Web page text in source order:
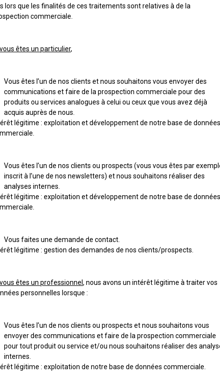
lors que les finalités de ces traitements sont relatives à de la
commerciale.
êtes un particulier,
Vous êtes l’un de nos clients et nous souhaitons vous envoyer des
communications et faire de la prospection commerciale pour des
produits ou services analogues à celui ou ceux que vous avez déjà
acquis auprès de nous.
légitime : exploitation et développement de notre base de données
Vous êtes l’un de nos clients ou prospects (vous vous êtes par
inscrit à l’une de nos newsletters) et nous souhaitons réaliser des
analyses internes.
légitime : exploitation et développement de notre base de données
Vous faites une demande de contact.
légitime : gestion des demandes de nos clients/prospects.
êtes un professionnel , nous avons un intérêt légitime à traiter vos
personnelles lorsque :
Vous êtes l’un de nos clients ou prospects et nous souhaitons vous
envoyer des communications et faire de la prospection commerciale
pour tout produit ou service et/ou nous souhaitons réaliser des
internes.
légitime : exploitation de notre base de données